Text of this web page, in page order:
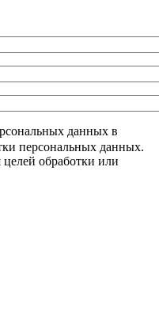
данных в
персональных данных.
целей обработки или